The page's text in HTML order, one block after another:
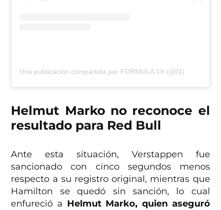
Una publicación compartida por FORMULA 1® (@f1)
Helmut Marko no reconoce el
resultado para Red Bull
Ante esta situación, Verstappen fue
sancionado con cinco segundos menos
respecto a su registro original, mientras que
Hamilton se quedó sin sanción, lo cual
enfureció a Helmut Marko, quien aseguró